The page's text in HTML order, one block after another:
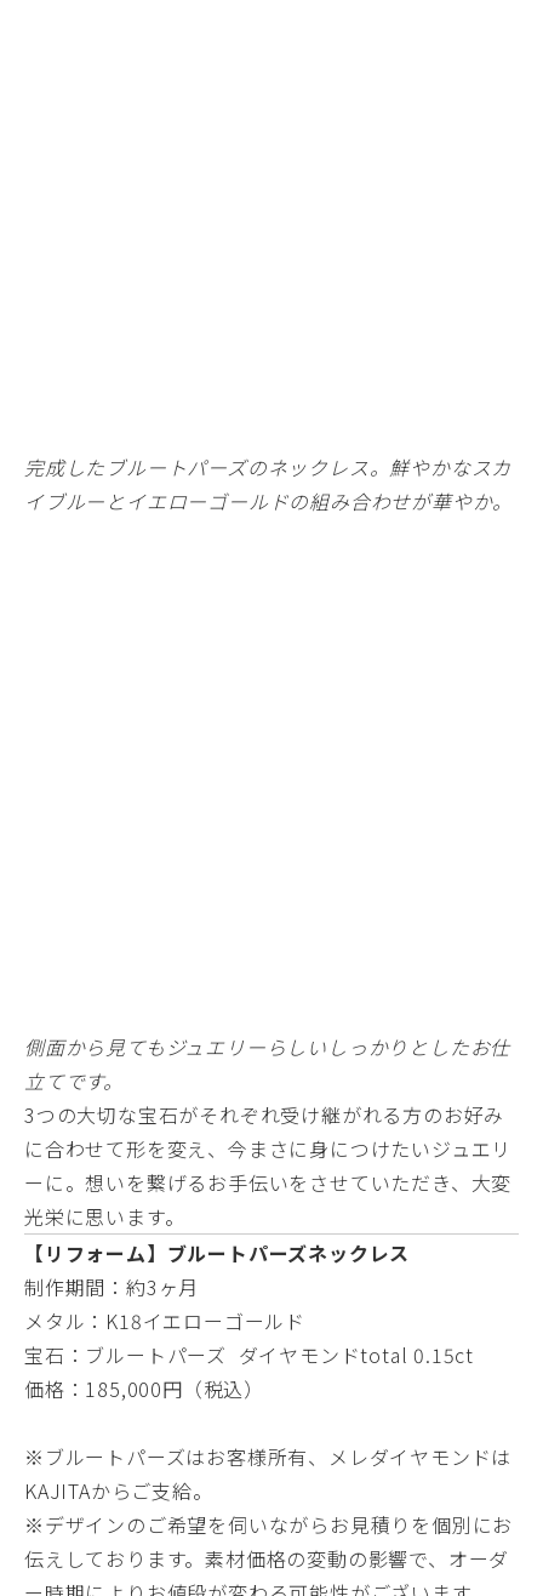
完成したブルートパーズのネックレス。鮮やかなスカ
イブルーとイエローゴールドの組み合わせが華やか。
側面から見てもジュエリーらしいしっかりとしたお仕
立てです。
3つの大切な宝石がそれぞれ受け継がれる方のお好み
に合わせて形を変え、今まさに身につけたいジュエリ
ーに。想いを繋げるお手伝いをさせていただき、大変
光栄に思います。
【リフォーム】ブルートパーズネックレス
制作期間：約3ヶ月
メタル：K18イエローゴールド
宝石：ブルートパーズ ダイヤモンドtotal 0.15ct
価格：185,000円（税込）
※ブルートパーズはお客様所有、メレダイヤモンドは
KAJITAからご支給。
※デザインのご希望を伺いながらお見積りを個別にお
伝えしております。素材価格の変動の影響で、オーダ